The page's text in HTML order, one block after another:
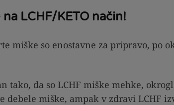
LCHF/KETO način!
miške so enostavne za pripravo, po
tako, da so LCHF miške mehke,
debele miške, ampak v zdravi LCHF